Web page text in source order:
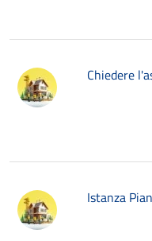
Chiedere
Istanza